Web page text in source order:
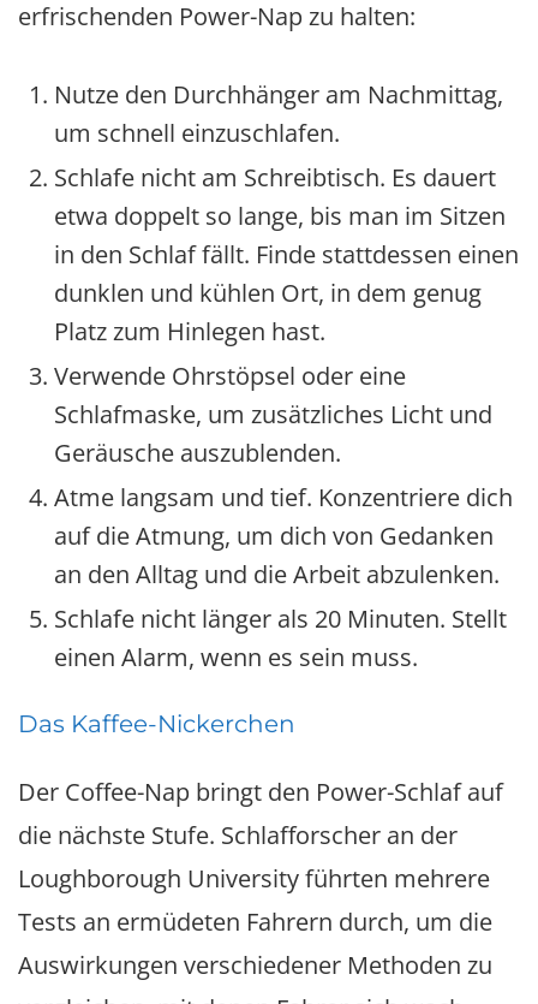
erfrischenden Power-Nap zu halten:
Nutze den Durchhänger am Nachmittag,
um schnell einzuschlafen.
Schlafe nicht am Schreibtisch. Es dauert
etwa doppelt so lange, bis man im Sitzen
in den Schlaf fällt. Finde stattdessen einen
dunklen und kühlen Ort, in dem genug
Platz zum Hinlegen hast.
Verwende Ohrstöpsel oder eine
Schlafmaske, um zusätzliches Licht und
Geräusche auszublenden.
Atme langsam und tief. Konzentriere dich
auf die Atmung, um dich von Gedanken
an den Alltag und die Arbeit abzulenken.
Schlafe nicht länger als 20 Minuten. Stellt
einen Alarm, wenn es sein muss.
Das Kaffee-Nickerchen
Der Coffee-Nap bringt den Power-Schlaf auf
die nächste Stufe. Schlafforscher an der
Loughborough University führten mehrere
Tests an ermüdeten Fahrern durch, um die
Auswirkungen verschiedener Methoden zu